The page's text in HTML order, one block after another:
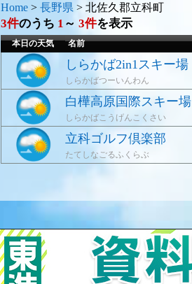
Home > 長野県 > 北佐久郡立科町
3件のうち 1 ～ 3件を表示
本日の天気 名前
しらかば2in1スキー場
しらかばつーいんわん
白樺高原国際スキー場
しらかばこうげんこくさい
立科ゴルフ倶楽部
たてしなごるふくらぶ